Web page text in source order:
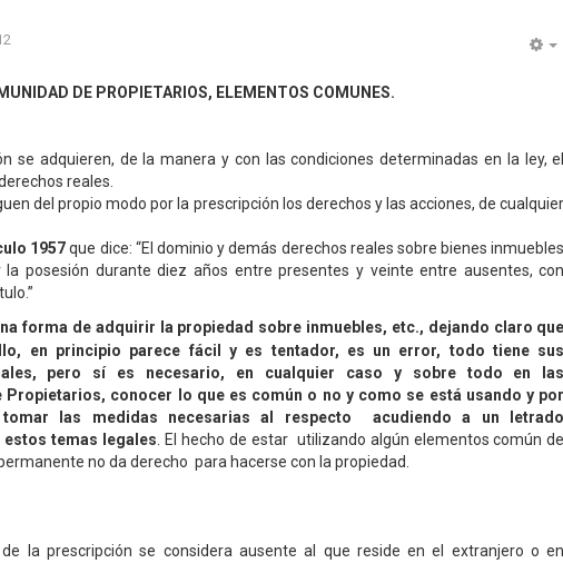
DE PROPIETARIOS, ELEMENTOS COMUNES.
se adquieren, de la manera y con las condiciones determinadas en la ley, el
reales.
del propio modo por la prescripción los derechos y las acciones, de cualquier
1957que dice: “El dominio y demás derechos reales sobre bienes inmuebles
la posesión durante diez años entre presentes y veinte entre ausentes, con
forma de adquirir la propiedad sobre inmuebles, etc., dejando claro que
en principio parece fácil y es tentador, es un error, todo tiene sus
pero sí es necesario, en cualquier caso y sobre todo en las
Propietarios, conocer lo que es común o no y como se está usando y por
las medidas necesarias al respecto acudiendo a un letrado
estos temas legales . El hecho de estar utilizando algún elementos común de
no da derecho para hacerse con la propiedad.
la prescripción se considera ausente al que reside en el extranjero o en